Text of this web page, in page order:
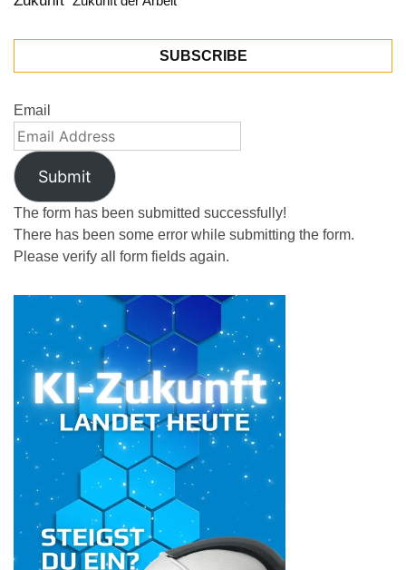
SUBSCRIBE
Email
Submit
The form has been submitted successfully!
There has been some error while submitting the form.
Please verify all form fields again.